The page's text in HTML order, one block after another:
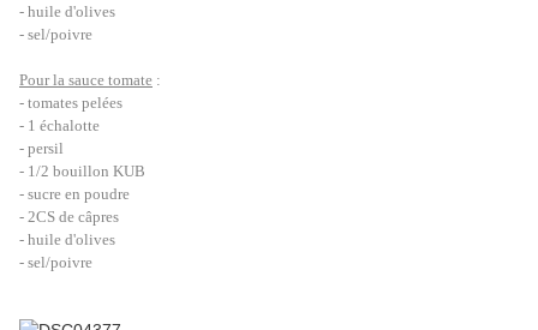
- huile d'olives
- sel/poivre
Pour la sauce tomate :
- tomates pelées
- 1 échalotte
- persil
- 1/2 bouillon KUB
- sucre en poudre
- 2CS de câpres
- huile d'olives
- sel/poivre